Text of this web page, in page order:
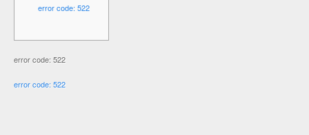
error code: 522
error code: 522
error code: 522